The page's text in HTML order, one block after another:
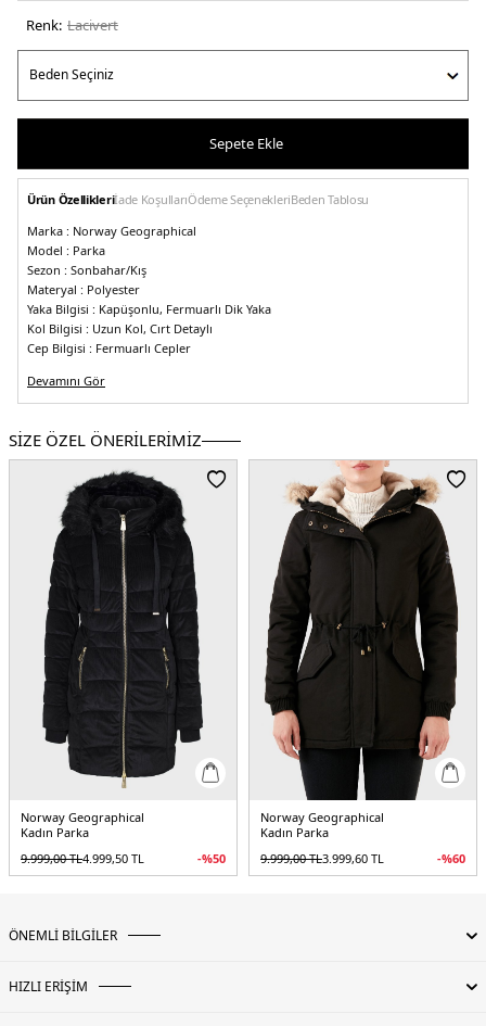
Renk: laci̇vert
Sepete Ekle
Ürün Özellikleriİade KoşullarıÖdeme SeçenekleriBeden Tablosu
Marka : Norway Geographical
Model : Parka
Sezon : Sonbahar/Kış
Materyal : Polyester
Yaka Bilgisi : Kapüşonlu, Fermuarlı Dik Yaka
Kol Bilgisi : Uzun Kol, Cırt Detaylı
Cep Bilgisi : Fermuarlı Cepler
Detay : -Marka logosu
ergonomik yapıya sahiptir-Rüzgar ve soğuğa karşı dayanıklıdır
Basen : 93 cm / Beden : M
5DK2BRIDGET.12
Devamını Gör
SİZE ÖZEL ÖNERİLERİMİZ
Norway Geographical
Kadın Parka
9.999,00TL4.999,50 TL -%50
Norway Geographical
Kadın Parka
9.999,00TL3.999,60 TL -%60
ÖNEMLİ BİLGİLER
HIZLI ERİŞİM